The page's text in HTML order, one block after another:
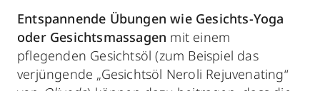
Entspannende Übungen wie Gesichts-Yoga
oder Gesichtsmassagen mit einem
pflegenden Gesichtsöl (zum Beispiel das
verjüngende „Gesichtsöl Neroli Rejuvenating“